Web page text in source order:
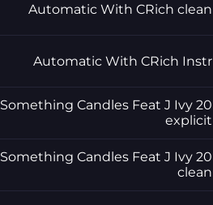
Automatic With CRich clean
Automatic With CRich Instr
20 Something Candles Feat J Ivy
explicit
20 Something Candles Feat J Ivy
clean